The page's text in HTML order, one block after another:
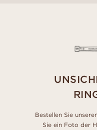
Bestellen Sie
Sie ein Foto der